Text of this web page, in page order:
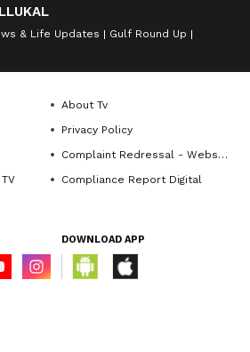
& Life Updates
Gulf Round Up
About Tv
Privacy Policy
Complaint Redressal - Website
Compliance Report Digital
DOWNLOAD APP